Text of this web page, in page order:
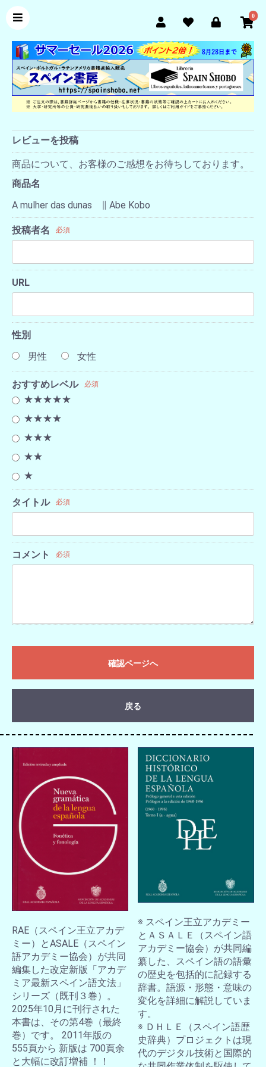
0
レビューを投稿
商品について、お客様のご感想をお待ちしております。
商品名
A mulher das dunas ∥ Abe Kobo
投稿者名 必須
URL
性別
男性
女性
おすすめレベル 必須
★★★★★
★★★★
★★★
★★
★
タイトル 必須
コメント 必須
確認ページへ
戻る
RAE（スペイン王立アカデ
ミー）とASALE（スペイン
語アカデミー協会）が共同
編集した改定新版「アカデ
ミア最新スペイン語文法」
シリーズ（既刊３巻）。
2025年10月に刊行された
本書は、その第4巻（最終
巻）です。 2011年版の
555頁から 新版は 700頁余
と大幅に改訂増補 ！！
※ スペイン王立アカデミー
とＡＳＡＬＥ（スペイン語
アカデミー協会）が共同編
纂した、スペイン語の語彙
の歴史を包括的に記録する
辞書。語源・形態・意味の
変化を詳細に解説していま
す。
※ ＤＨＬＥ（スペイン語歴
史辞典）プロジェクトは現
代のデジタル技術と国際的